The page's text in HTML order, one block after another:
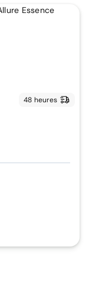
48 heures